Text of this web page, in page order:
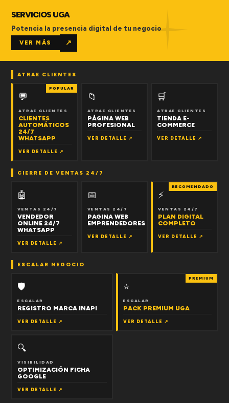
SERVICIOS UGA
Potencia la presencia digital de tu negocio
VER MÁS ↗
ATRAE CLIENTES
POPULAR
💬
ATRAE CLIENTES
CLIENTES
AUTOMÁTICOS
24/7
WHATSAPP
VER DETALLE ↗
📁
ATRAE CLIENTES
PÁGINA WEB
PROFESIONAL
VER DETALLE ↗
🛒
ATRAE CLIENTES
TIENDA E-
COMMERCE
VER DETALLE ↗
CIERRE DE VENTAS 24/7
🤖
VENTAS 24/7
VENDEDOR
ONLINE 24/7
WHATSAPP
VER DETALLE ↗
📅
VENTAS 24/7
PAGINA WEB
EMPRENDEDORES
VER DETALLE ↗
RECOMENDADO
⚡
VENTAS 24/7
PLAN DIGITAL
COMPLETO
VER DETALLE ↗
ESCALAR NEGOCIO
🛡
ESCALAR
REGISTRO MARCA INAPI
VER DETALLE ↗
PREMIUM
⭐
ESCALAR
PACK PREMIUM UGA
VER DETALLE ↗
🔍
VISIBILIDAD
OPTIMIZACIÓN FICHA
GOOGLE
VER DETALLE ↗